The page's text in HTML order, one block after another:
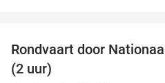
Rondvaart door
(2 uur)